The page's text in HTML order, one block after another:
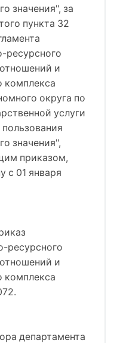
значения", за
пункта 32
ресурсного
и
комплекса
округа по
услуги
значения",
приказом,
с 01 января
ресурсного
и
комплекса
.
департамента